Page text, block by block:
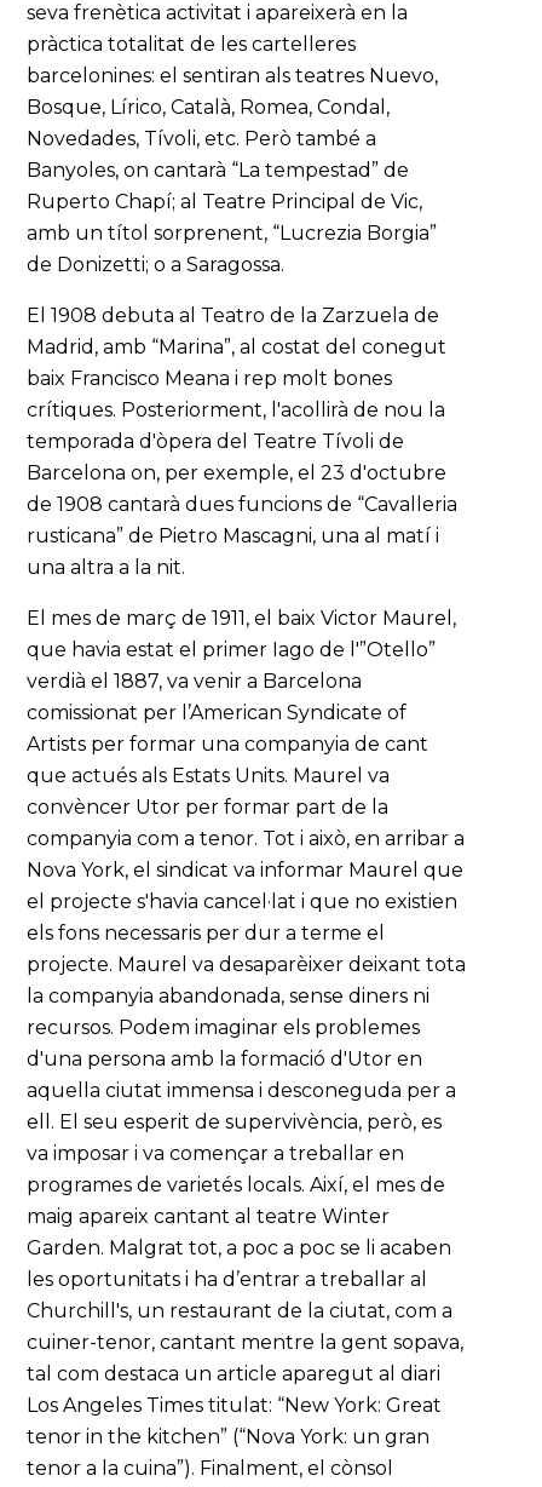
seva frenètica activitat i apareixerà en la
pràctica totalitat de les cartelleres
barcelonines: el sentiran als teatres Nuevo,
Bosque, Lírico, Català, Romea, Condal,
Novedades, Tívoli, etc. Però també a
Banyoles, on cantarà “La tempestad” de
Ruperto Chapí; al Teatre Principal de Vic,
amb un títol sorprenent, “Lucrezia Borgia”
de Donizetti; o a Saragossa.
El 1908 debuta al Teatro de la Zarzuela de
Madrid, amb “Marina”, al costat del conegut
baix Francisco Meana i rep molt bones
crítiques. Posteriorment, l'acollirà de nou la
temporada d'òpera del Teatre Tívoli de
Barcelona on, per exemple, el 23 d'octubre
de 1908 cantarà dues funcions de “Cavalleria
rusticana” de Pietro Mascagni, una al matí i
una altra a la nit.
El mes de març de 1911, el baix Victor Maurel,
que havia estat el primer Iago de l'”Otello”
verdià el 1887, va venir a Barcelona
comissionat per l’American Syndicate of
Artists per formar una companyia de cant
que actués als Estats Units. Maurel va
convèncer Utor per formar part de la
companyia com a tenor. Tot i això, en arribar a
Nova York, el sindicat va informar Maurel que
el projecte s'havia cancel·lat i que no existien
els fons necessaris per dur a terme el
projecte. Maurel va desaparèixer deixant tota
la companyia abandonada, sense diners ni
recursos. Podem imaginar els problemes
d'una persona amb la formació d'Utor en
aquella ciutat immensa i desconeguda per a
ell. El seu esperit de supervivència, però, es
va imposar i va començar a treballar en
programes de varietés locals. Així, el mes de
maig apareix cantant al teatre Winter
Garden. Malgrat tot, a poc a poc se li acaben
les oportunitats i ha d’entrar a treballar al
Churchill's, un restaurant de la ciutat, com a
cuiner-tenor, cantant mentre la gent sopava,
tal com destaca un article aparegut al diari
Los Angeles Times titulat: “New York: Great
tenor in the kitchen” (“Nova York: un gran
tenor a la cuina”). Finalment, el cònsol